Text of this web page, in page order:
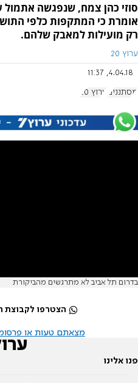
סוזי כהן צמח, שנפגשה
אומרת כי המתקפות כלפי
רק מועילות למאבק שלהם.
ערוץ 20
4.04.18, 11:37
מסתננים ערוץ 20
בדרום תל אביב לא מתרגשים מהביקורת
הצטרפו לקבוצת
מצאתם טעות או
פנו אלינו